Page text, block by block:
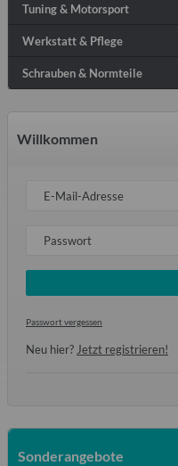
Tuning & Motorsport
Werkstatt & Pflege
Schrauben & Normteile
Willkommen
E-Mail-Adresse
Passwort
Passwort vergessen
Neu hier?Jetzt registrieren!
Sonderangebote